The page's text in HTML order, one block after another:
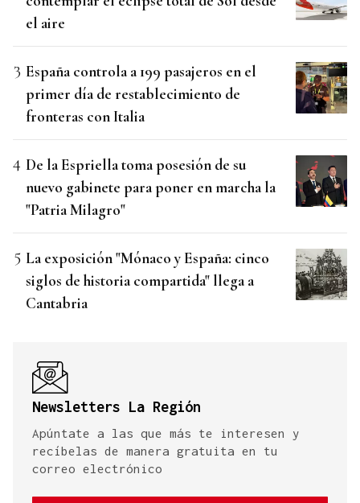
el aire
España controla a 199 pasajeros en el
primer día de restablecimiento de
fronteras con Italia
De la Espriella toma posesión de su
nuevo gabinete para poner en marcha la
"Patria Milagro"
La exposición "Mónaco y España: cinco
siglos de historia compartida" llega a
Cantabria
Newsletters La Región
Apúntate a las que más te interesen y
recíbelas de manera gratuita en tu
correo electrónico